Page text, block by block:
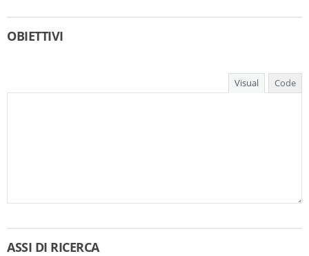
OBIETTIVI
Visual Code
ASSI DI RICERCA